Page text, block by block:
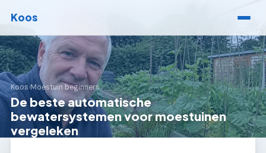
Koos
Koos›Moestuin beginners
De beste automatische
bewatersystemen voor moestuinen
vergeleken